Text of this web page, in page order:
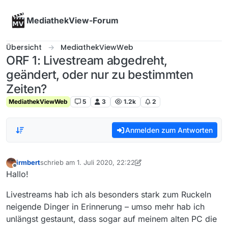
MediathekView-Forum
Übersicht MediathekViewWeb
ORF 1: Livestream abgedreht,
geändert, oder nur zu bestimmten
Zeiten?
MediathekViewWeb 5 3 1.2k 2
Anmelden zum Antworten
Offline
irmbertschrieb am 1. Juli 2020, 22:22
zuletzt editiert von irmbert7. Feb. 2020, 00:26
Hallo!
Livestreams hab ich als besonders stark zum Ruckeln
neigende Dinger in Erinnerung – umso mehr hab ich
unlängst gestaunt, dass sogar auf meinem alten PC die